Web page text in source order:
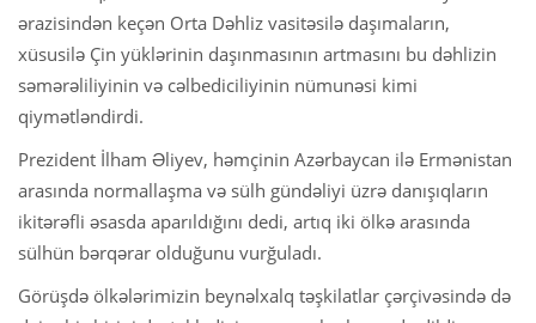
ərazisindən keçən Orta Dəhliz vasitəsilə daşımaların,
xüsusilə Çin yüklərinin daşınmasının artmasını bu dəhlizin
səmərəliliyinin və cəlbediciliyinin nümunəsi kimi
qiymətləndirdi.
Prezident İlham Əliyev, həmçinin Azərbaycan ilə Ermənistan
arasında normallaşma və sülh gündəliyi üzrə danışıqların
ikitərəfli əsasda aparıldığını dedi, artıq iki ölkə arasında
sülhün bərqərar olduğunu vurğuladı.
Görüşdə ölkələrimizin beynəlxalq təşkilatlar çərçivəsində də